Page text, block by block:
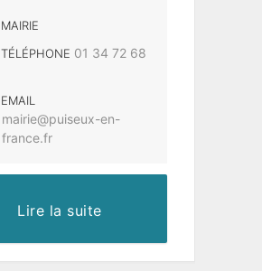
MAIRIE
TÉLÉPHONE 01 34 72 68
EMAIL
mairie@puiseux-en-
france.fr
Lire la suite